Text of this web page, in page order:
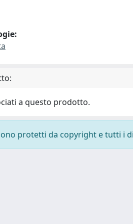
a questo prodotto.
protetti da copyright e tutti i